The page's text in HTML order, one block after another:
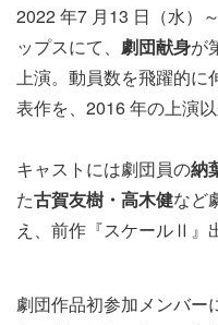
2022 年7 月13 日（水）
ップスにて、 劇団献身が
上演。動員数を飛躍的に
表作を、2016 年の上演
キャストには劇団員の納
た古賀友樹・高木健など
え、前作『スケールⅡ』
劇団作品初参加メンバー